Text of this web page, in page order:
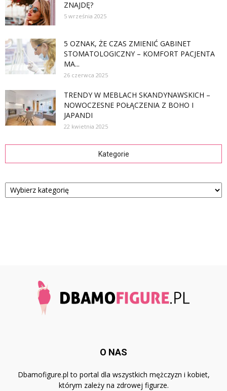
ZNAJDĘ?
5 września 2025
5 OZNAK, ŻE CZAS ZMIENIĆ GABINET
STOMATOLOGICZNY – KOMFORT PACJENTA
MA...
26 czerwca 2025
TRENDY W MEBLACH SKANDYNAWSKICH –
NOWOCZESNE POŁĄCZENIA Z BOHO I
JAPANDI
22 kwietnia 2025
Kategorie
Kategorie
O NAS
Dbamofigure.pl to portal dla wszystkich mężczyzn i kobiet,
którym zależy na zdrowej figurze.